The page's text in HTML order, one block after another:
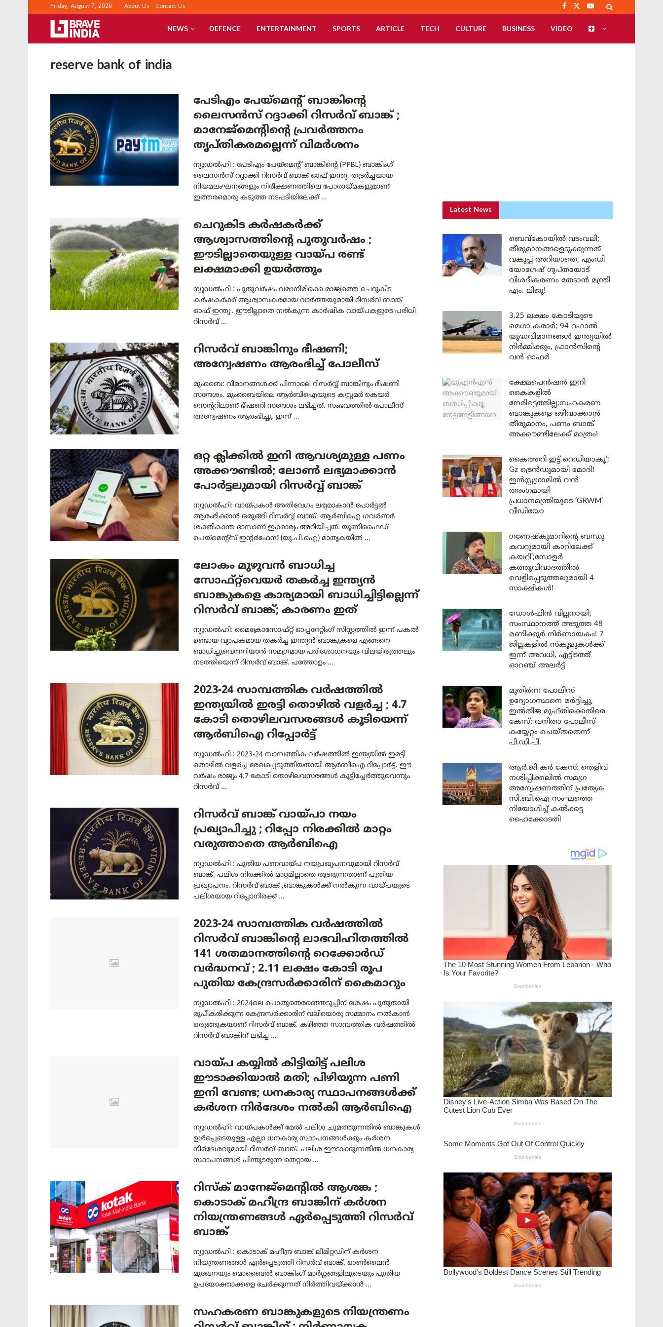
Friday, August 7, 2026 About Us Contact Us
NEWS DEFENCE ENTERTAINMENT SPORTS ARTICLE TECH CULTURE BUSINESS VIDEO
reserve bank of india
പേടിഎം പേയ്‌മെന്റ് ബാങ്കിന്റെ
ലൈസൻസ് റദ്ദാക്കി റിസർവ് ബാങ്ക് ;
മാനേജ്‌മെന്റിന്റെ പ്രവർത്തനം
തൃപ്തികരമല്ലെന്ന് വിമർശനം
ന്യൂഡൽഹി : പേടിഎം പേയ്‌മെന്റ് ബാങ്കിന്റെ (PPBL) ബാങ്കിംഗ്
ലൈസൻസ് റദ്ദാക്കി റിസർവ് ബാങ്ക് ഓഫ് ഇന്ത്യ. തുടർച്ചയായ
നിയമലംഘനങ്ങളും നിരീക്ഷണത്തിലെ പോരായ്മകളുമാണ്
ഇത്തരമൊരു കടുത്ത നടപടിയിലേക്ക് ...
ചെറുകിട കർഷകർക്ക്
ആശ്വാസത്തിന്റെ പുതുവർഷം ;
ഈടില്ലാതെയുള്ള വായ്പ രണ്ട്
ലക്ഷമാക്കി ഉയർത്തും
ന്യൂഡൽഹി : പുതുവർഷം വരാനിരിക്കെ രാജ്യത്തെ ചെറുകിട
കർഷകർക്ക് ആശ്വാസകരമായ വാർത്തയുമായി റിസർവ് ബാങ്ക്
ഓഫ് ഇന്ത്യ . ഈടില്ലാതെ നൽകുന്ന കാർഷിക വായ്പകളുടെ പരിധി
റിസർവ് ...
റിസർവ് ബാങ്കിനും ഭീഷണി;
അന്വേഷണം ആരംഭിച്ച് പോലീസ്
മുംബൈ: വിമാനങ്ങൾക്ക് പിന്നാലെ റിസർവ്വ് ബാങ്കിനും ഭീഷണി
സന്ദേശം. മുംബൈയിലെ ആർബിഐയുടെ കസ്റ്റമർ കെയർ
സെന്ററിലാണ് ഭീഷണി സന്ദേശം ലഭിച്ചത്. സംഭവത്തിൽ പോലീസ്
അന്വേഷണം ആരംഭിച്ചു. ഇന്ന് ...
ഒറ്റ ക്ലിക്കിൽ ഇനി ആവശ്യമുള്ള പണം
അക്കൗണ്ടിൽ; ലോൺ ലഭ്യമാക്കാൻ
പോർട്ടലുമായി റിസർവ്വ് ബാങ്ക്
ന്യൂഡൽഹി: വായ്പകൾ അതിവേഗം ലഭ്യമാകാൻ പോർട്ടൽ
ആരംഭിക്കാൻ ഒരുങ്ങി റിസർവ്വ് ബാങ്ക്. ആർബിഐ ഗവർണർ
ശക്തികാന്ത ദാസാണ് ഇക്കാര്യം അറിയിച്ചത്. യൂണിഫൈഡ്
പെയ്മെന്റ്സ് ഇന്റർഫേസ് (യു.പി.ഐ) മാതൃകയിൽ ...
ലോകം മുഴുവൻ ബാധിച്ച
സോഫ്റ്റ്‌വെയർ തകർച്ച ഇന്ത്യൻ
ബാങ്കുകളെ കാര്യമായി ബാധിച്ചിട്ടില്ലെന്ന്
റിസർവ് ബാങ്ക്; കാരണം ഇത്
ന്യൂഡൽഹി: മൈക്രോസോഫ്റ്റ് ഓപ്പറേറ്റിംഗ് സിസ്റ്റത്തിൽ ഇന്ന് പകൽ
ഉണ്ടായ വ്യാപകമായ തകർച്ച ഇന്ത്യൻ ബാങ്കുകളെ എങ്ങനെ
ബാധിച്ചുവെന്നറിയാൻ സമഗ്രമായ പരിശോധനയും വിലയിരുത്തലും
നടത്തിയെന്ന് റിസർവ് ബാങ്ക്. പത്തോളം ...
2023-24 സാമ്പത്തിക വർഷത്തിൽ
ഇന്ത്യയിൽ ഇരട്ടി തൊഴിൽ വളർച്ച ; 4.7
കോടി തൊഴിലവസരങ്ങൾ കൂടിയെന്ന്
ആർബിഐ റിപ്പോർട്ട്
ന്യൂഡൽഹി : 2023-24 സാമ്പത്തിക വർഷത്തിൽ ഇന്ത്യയിൽ ഇരട്ടി
തൊഴിൽ വളർച്ച രേഖപ്പെടുത്തിയതായി ആർബിഐ റിപ്പോർട്ട്. ഈ
വർഷം രാജ്യം 4.7 കോടി തൊഴിലവസരങ്ങൾ കൂട്ടിച്ചേർത്തുവെന്നും
റിസർവ് ...
റിസർവ് ബാങ്ക് വായ്പാ നയം
പ്രഖ്യാപിച്ചു ; റിപ്പോ നിരക്കിൽ മാറ്റം
വരുത്താതെ ആർബിഐ
ന്യൂഡൽഹി : പുതിയ പണവായ്പ നയപ്രഖ്യപനവുമായി റിസർവ്
ബാങ്ക്. പലിശ നിരക്കിൽ മാറ്റമില്ലാതെ തുടരുന്നതാണ് പുതിയ
പ്രഖ്യാപനം. റിസർവ് ബാങ്ക് ,ബാങ്കുകൾക്ക് നൽകുന്ന വായ്പയുടെ
പലിശയായ റിപ്പോനിരക്ക് ...
2023-24 സാമ്പത്തിക വർഷത്തിൽ
റിസർവ് ബാങ്കിന്റെ ലാഭവിഹിതത്തിൽ
141 ശതമാനത്തിന്റെ റെക്കോർഡ്
വർദ്ധനവ് ; 2.11 ലക്ഷം കോടി രൂപ
പുതിയ കേന്ദ്രസർക്കാരിന് കൈമാറും
ന്യൂഡൽഹി : 2024ലെ പൊതുതെരഞ്ഞെടുപ്പിന് ശേഷം പുതുതായി
രൂപീകരിക്കുന്ന കേന്ദ്രസർക്കാരിന് വലിയൊരു സമ്മാനം നൽകാൻ
ഒരുങ്ങുകയാണ് റിസർവ് ബാങ്ക്. കഴിഞ്ഞ സാമ്പത്തിക വർഷത്തിൽ
റിസർവ് ബാങ്കിന് ലഭിച്ച ...
വായ്പ കയ്യിൽ കിട്ടിയിട്ട് പലിശ
ഈടാക്കിയാൽ മതി; പിഴിയുന്ന പണി
ഇനി വേണ്ട; ധനകാര്യ സ്ഥാപനങ്ങൾക്ക്
കർശന നിർദേശം നൽകി ആർബിഐ
ന്യൂഡൽഹി: വായ്പകൾക്ക് മേൽ പലിശ ചുമത്തുന്നതിൽ ബാങ്കുകൾ
ഉൾപ്പെടെയുള്ള എല്ലാ ധനകാര്യ സ്ഥാപനങ്ങൾക്കും കർശന
നിർദേശവുമായി റിസർവ് ബാങ്ക്. പലിശ ഈടാക്കുന്നതിൽ ധനകാര്യ
സ്ഥാപനങ്ങൾ പിന്തുടരുന്ന തെറ്റായ ...
റിസ്ക് മാനേജ്മെന്റിൽ ആശങ്ക ;
കൊടാക് മഹീന്ദ്ര ബാങ്കിന് കർശന
നിയന്ത്രണങ്ങൾ ഏർപ്പെടുത്തി റിസർവ്
ബാങ്ക്
ന്യൂഡൽഹി : കൊടാക് മഹീന്ദ്ര ബാങ്ക് ലിമിറ്റഡിന് കർശന
നിയന്ത്രണങ്ങൾ ഏർപ്പെടുത്തി റിസർവ് ബാങ്ക്. ഓൺലൈൻ
മുഖേനയും മൊബൈൽ ബാങ്കിംഗ് മാർഗ്ഗങ്ങളിലൂടെയും പുതിയ
ഉപയോക്താക്കളെ ചേർക്കുന്നത് നിർത്തിവയ്ക്കാൻ ...
സഹകരണ ബാങ്കുകളുടെ നിയന്ത്രണം
Latest News
ബെവ്കോയിൽ വടംവലി;
തീരുമാനങ്ങളെടുക്കുന്നത്
വകുപ്പ് അറിയാതെ, എംഡി
യോഗേഷ് ഗുപ്തയോട്
വിശദീകരണം തേടാൻ മന്ത്രി
എം. ലിജു!
3.25 ലക്ഷം കോടിയുടെ
മെഗാ കരാർ; 94 റഫാൽ
യുദ്ധവിമാനങ്ങൾ ഇന്ത്യയിൽ
നിർമ്മിക്കും, ഫ്രാൻസിന്റെ
വൻ ഓഫർ
ക്ഷേമപെൻഷൻ ഇനി
കൈകളിൽ
നേരിട്ടെത്തില്ല;സഹകരണ
ബാങ്കുകളെ ഒഴിവാക്കാൻ
തീരുമാനം, പണം ബാങ്ക്
അക്കൗണ്ടിലേക്ക് മാത്രം!
കൈത്തറി ഇട്ട് റെഡിയാകൂ’;
Gz ട്രെൻഡുമായി മോദി!
ഇൻസ്റ്റഗ്രാമിൽ വൻ
തരംഗമായി
പ്രധാനമന്ത്രിയുടെ ‘GRWM’
വീഡിയോ
ഗണേഷ്കുമാറിന്റെ ബന്ധു
കവറുമായി കാറിലേക്ക്
കയറി’;സോളർ
കത്തുവിവാദത്തിൽ
വെളിപ്പെടുത്തലുമായി 4
സാക്ഷികൾ!
ഡോൾഫിൻ വില്ലനായി;
സംസ്ഥാനത്ത് അടുത്ത 48
മണിക്കൂർ നിർണായകം! 7
ജില്ലകളിൽ സ്കൂളുകൾക്ക്
ഇന്ന് അവധി, എട്ടിടത്ത്
ഓറഞ്ച് അലർട്ട്
മുതിർന്ന പോലീസ്
ഉദ്യോഗസ്ഥനെ മർദ്ദിച്ചു,
ഇൽതിജ മുഫ്തിക്കെതിരെ
കേസ്: വനിതാ പോലീസ്
കയ്യേറ്റം ചെയ്തതെന്ന്
പി.ഡി.പി.
ആർ.ജി കർ കേസ്: തെളിവ്
നശിപ്പിക്കലിൽ സമഗ്ര
അന്വേഷണത്തിന് പ്രത്യേക
സി.ബി.ഐ സംഘത്തെ
നിയോഗിച്ച് കൽക്കട്ട
ഹൈക്കോടതി